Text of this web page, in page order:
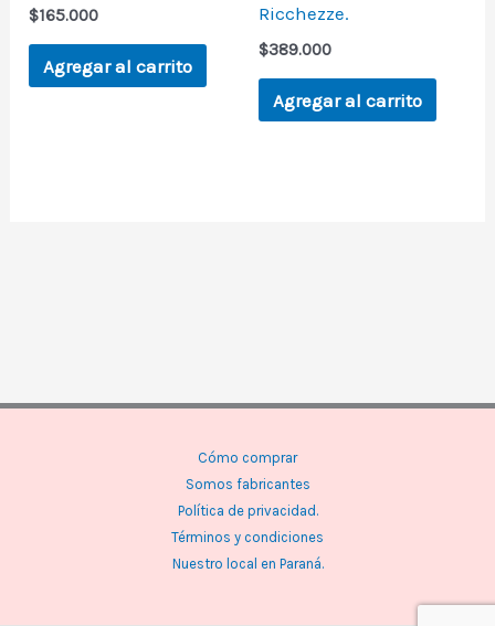
$165.000
Agregar al carrito
Ricchezze.
$389.000
Agregar al carrito
Cómo comprar
Somos fabricantes
Política de privacidad.
Términos y condiciones
Nuestro local en Paraná.